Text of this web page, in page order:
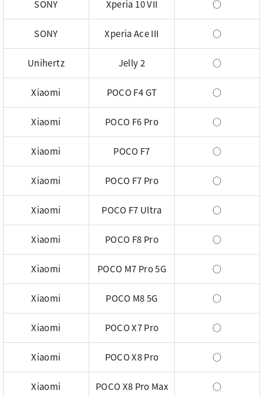
SONY Xperia 10 VII ○
SONY Xperia Ace III ○
Unihertz Jelly 2 ○
Xiaomi POCO F4 GT ○
Xiaomi POCO F6 Pro ○
Xiaomi POCO F7 ○
Xiaomi POCO F7 Pro ○
Xiaomi POCO F7 Ultra ○
Xiaomi POCO F8 Pro ○
Xiaomi POCO M7 Pro 5G ○
Xiaomi POCO M8 5G ○
Xiaomi POCO X7 Pro ○
Xiaomi POCO X8 Pro ○
Xiaomi POCO X8 Pro Max ○